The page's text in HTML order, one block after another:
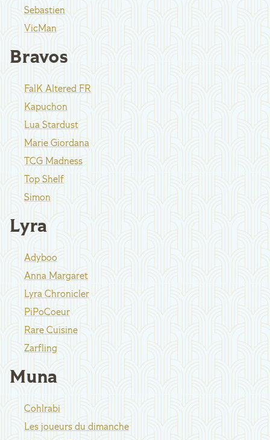
Sebastien
VicMan
Bravos
FalK Altered FR
Kapuchon
Lua Stardust
Marie Giordana
TCG Madness
Top Shelf
Simon
Lyra
Adyboo
Anna Margaret
Lyra Chronicler
PiPoCoeur
Rare Cuisine
Zarfling
Muna
Cohlrabi
Les joueurs du dimanche